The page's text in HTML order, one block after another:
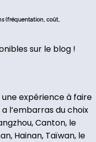
(fréquentation, coût,
sur le blog !
expérience à faire
l’embarras du choix
Canton, le
Hainan, Taïwan, le